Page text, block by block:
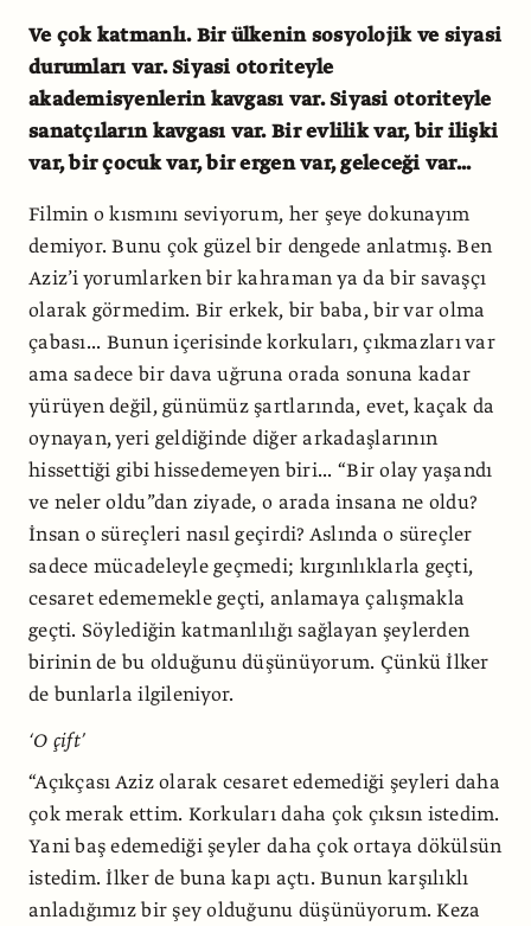
Ve çok katmanlı. Bir ülkenin sosyolojik ve siyasi
durumları var. Siyasi otoriteyle
akademisyenlerin kavgası var. Siyasi otoriteyle
sanatçıların kavgası var. Bir evlilik var, bir ilişki
var, bir çocuk var, bir ergen var, geleceği var...
Filmin o kısmını seviyorum, her şeye dokunayım
demiyor. Bunu çok güzel bir dengede anlatmış. Ben
Aziz’i yorumlarken bir kahraman ya da bir savaşçı
olarak görmedim. Bir erkek, bir baba, bir var olma
çabası... Bunun içerisinde korkuları, çıkmazları var
ama sadece bir dava uğruna orada sonuna kadar
yürüyen değil, günümüz şartlarında, evet, kaçak da
oynayan, yeri geldiğinde diğer arkadaşlarının
hissettiği gibi hissedemeyen biri... “Bir olay yaşandı
ve neler oldu”dan ziyade, o arada insana ne oldu?
İnsan o süreçleri nasıl geçirdi? Aslında o süreçler
sadece mücadeleyle geçmedi; kırgınlıklarla geçti,
cesaret edememekle geçti, anlamaya çalışmakla
geçti. Söylediğin katmanlılığı sağlayan şeylerden
birinin de bu olduğunu düşünüyorum. Çünkü İlker
de bunlarla ilgileniyor.
‘O çift’
“Açıkçası Aziz olarak cesaret edemediği şeyleri daha
çok merak ettim. Korkuları daha çok çıksın istedim.
Yani baş edemediği şeyler daha çok ortaya dökülsün
istedim. İlker de buna kapı açtı. Bunun karşılıklı
anladığımız bir şey olduğunu düşünüyorum. Keza